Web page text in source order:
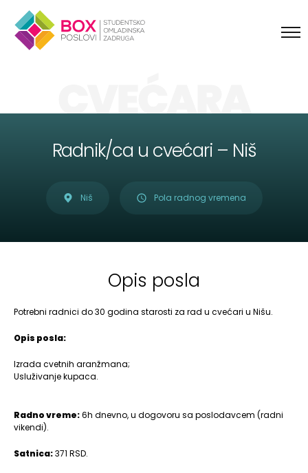
CVEĆARA
Radnik/ca u cvećari – Niš
Niš Pola radnog vremena
Opis posla
Potrebni radnici do 30 godina starosti za rad u cvećari u Nišu.
Opis posla:
Izrada cvetnih aranžmana;
Usluživanje kupaca.
Radno vreme:6h dnevno, u dogovoru sa poslodavcem (radni
vikendi).
Satnica:371 RSD.